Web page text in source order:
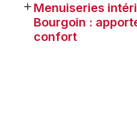
Menuiseries
Bourgoin :
confort